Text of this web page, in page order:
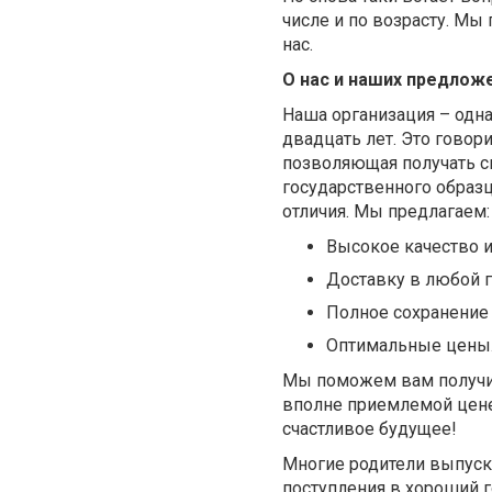
числе и по возрасту.
нас.
О нас и наших
Наша организация –
двадцать лет. Это
позволяющая получать
государственного
отличия. Мы предлагаем:
Высокое качество
Доставку в любой
Полное
Оптимальные
Мы поможем вам
вполне приемлемой
счастливое будущее!
Многие родители